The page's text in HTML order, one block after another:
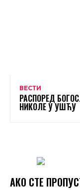
ВЕСТИ
РАСПОРЕД
НИКОЛЕ У УШЋУ
АКО СТЕ